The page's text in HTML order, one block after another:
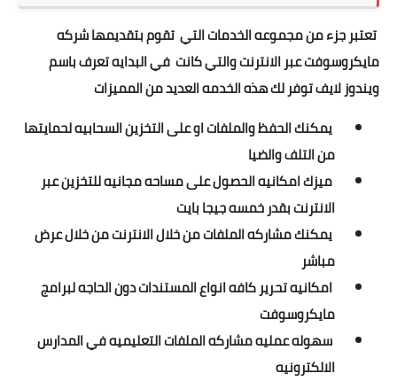
تعتبر جزء من مجموعه الخدمات التي تقوم بتقديمها شركه
مايكروسوفت عبر الانترنت والتي كانت في البدايه تعرف باسم
ويندوز لايف توفر لك هذه الخدمه العديد من المميزات
يمكنك الحفظ والملفات او على التخزين السحابيه لحمايتها
من التلف والضيا
ميزك امكانيه الحصول على مساحه مجانيه للتخزين عبر
الانترنت بقدر خمسه جيجا بايت
يمكنك مشاركه الملفات من خلال الانترنت من خلال عرض
مباشر
امكانيه تحرير كافه انواع المستندات دون الحاجه لبرامج
مايكروسوفت
سهوله عمليه مشاركه الملفات التعليميه في المدارس
الالكترونيه